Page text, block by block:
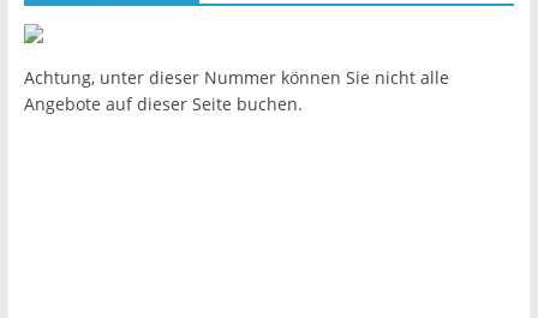
Achtung, unter dieser Nummer können Sie nicht alle
Angebote auf dieser Seite buchen.